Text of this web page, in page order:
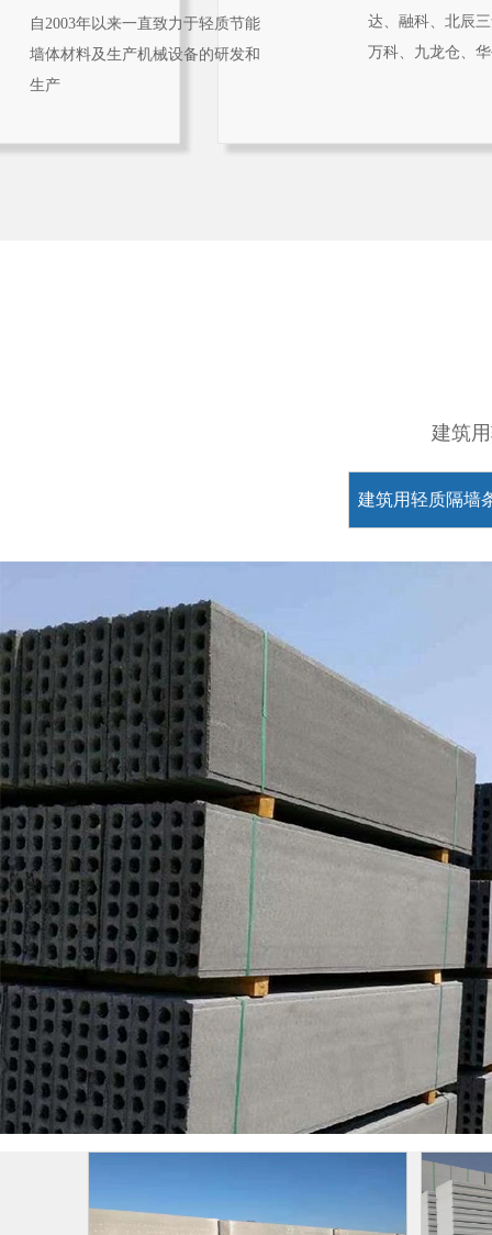
自2003年以来一直致力于轻质节能
墙体材料及生产机械设备的研发和
生产
达、融科、北辰
万科、九龙仓、
建筑
建筑用轻质隔墙